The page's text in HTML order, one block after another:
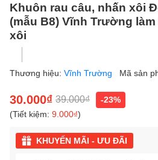
Khuôn rau câu, nhấn xôi
(mẫu B8) Vĩnh Trường
xôi
Thương hiệu: Vĩnh Trường Mã sản
30.000₫ 39.000₫
-23%
(Tiết kiệm: 9.000₫)
KHUYẾN MÃI - ƯU ĐÃI